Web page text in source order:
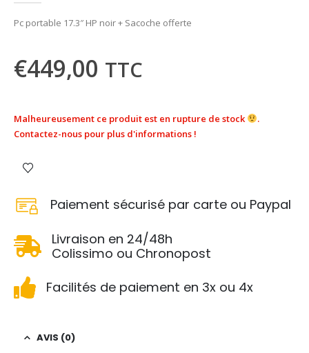
Pc portable 17.3″ HP noir + Sacoche offerte
€449,00 TTC
Malheureusement ce produit est en rupture de stock
.
Contactez-nous pour plus d'informations !
Paiement sécurisé par carte ou Paypal
Livraison en 24/48h
Colissimo ou Chronopost
Facilités de paiement en 3x ou 4x
AVIS (0)